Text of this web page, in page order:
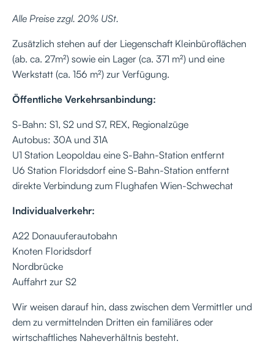
Alle Preise zzgl. 20% USt.
Zusätzlich stehen auf der Liegenschaft Kleinbüroflächen
(ab. ca. 27m²) sowie ein Lager (ca. 371 m²) und eine
Werkstatt (ca. 156 m²) zur Verfügung.
Öffentliche Verkehrsanbindung:
S-Bahn: S1, S2 und S7, REX, Regionalzüge
Autobus: 30A und 31A
U1 Station Leopoldau eine S-Bahn-Station entfernt
U6 Station Floridsdorf eine S-Bahn-Station entfernt
direkte Verbindung zum Flughafen Wien-Schwechat
Individualverkehr:
A22 Donauuferautobahn
Knoten Floridsdorf
Nordbrücke
Auffahrt zur S2
Wir weisen darauf hin, dass zwischen dem Vermittler und
dem zu vermittelnden Dritten ein familiäres oder
wirtschaftliches Naheverhältnis besteht.